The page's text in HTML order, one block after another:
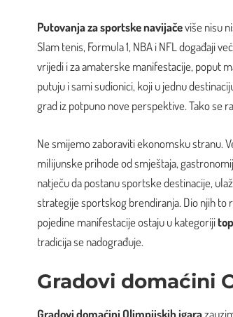
Putovanja za sportske navijačeviše nisu
Slam tenis, Formula 1, NBA i NFL događaji
vrijedi i za amaterske manifestacije, poput
putuju i sami sudionici, koji u jednu
grad iz potpuno nove perspektive. Tako se
Ne smijemo zaboraviti ekonomsku stranu.
milijunske prihode od smještaja,
natječu da postanu sportske destinacije,
strategije sportskog brendiranja. Dio njih to
pojedine manifestacije ostaju u kategoriji
tradicija se nadograđuje.
Gradovi domaćini
Gradovi domaćini Olimpijskih igara